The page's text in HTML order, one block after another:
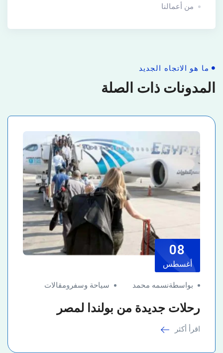
من أعمالنا
ما هو الاتجاه الجديد
المدونات ذات الصلة
08
أغسطس
بواسطةنسمه محمد سياحة وسفر ومقالات
رحلات جديدة من بولندا لمصر
اقرأ أكثر